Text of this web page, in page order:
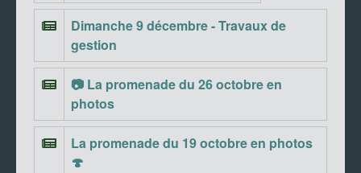
Dimanche 9 décembre - Travaux de
gestion
📷 La promenade du 26 octobre en
photos
La promenade du 19 octobre en photos
🍄